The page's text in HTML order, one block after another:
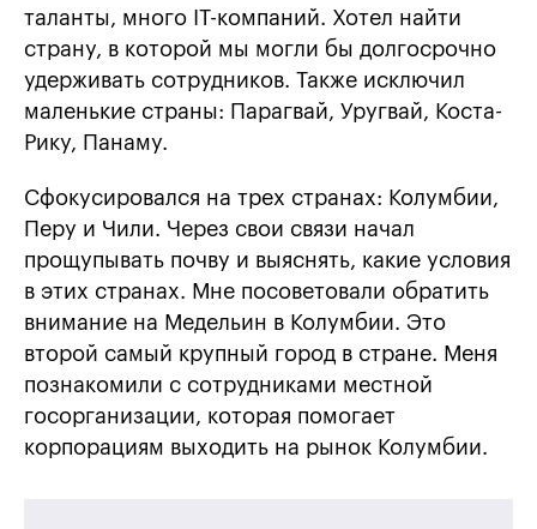
таланты, много IT-компаний. Хотел найти
страну, в которой мы могли бы долгосрочно
удерживать сотрудников. Также исключил
маленькие страны: Парагвай, Уругвай, Коста-
Рику, Панаму.
Сфокусировался на трех странах: Колумбии,
Перу и Чили. Через свои связи начал
прощупывать почву и выяснять, какие условия
в этих странах. Мне посоветовали обратить
внимание на Медельин в Колумбии. Это
второй самый крупный город в стране. Меня
познакомили с сотрудниками местной
госорганизации, которая помогает
корпорациям выходить на рынок Колумбии.